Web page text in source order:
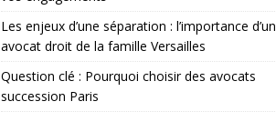
Les enjeux d’une séparation : l’importance d’un
avocat droit de la famille Versailles
Question clé : Pourquoi choisir des avocats
succession Paris